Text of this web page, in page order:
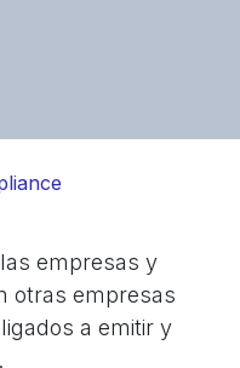
empresas y
otras empresas
a emitir y